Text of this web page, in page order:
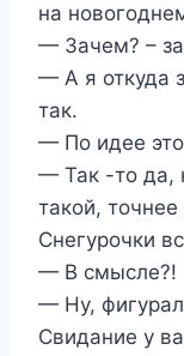
на
— Зачем? –
— А я откуда
так.
— По идее
— Так -то да,
такой,
Снегурочки
— В смысле?!
— Ну,
Свидание у